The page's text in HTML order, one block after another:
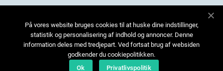
Kontakta oss
Sitemap
På vores website bruges cookies til at huske dine indstillinger,
statistik og personalisering af indhold og annoncer. Denne
information deles med tredjepart. Ved fortsat brug af websiden
godkender du cookiepolitikken.
Ok
Privatlivspolitik